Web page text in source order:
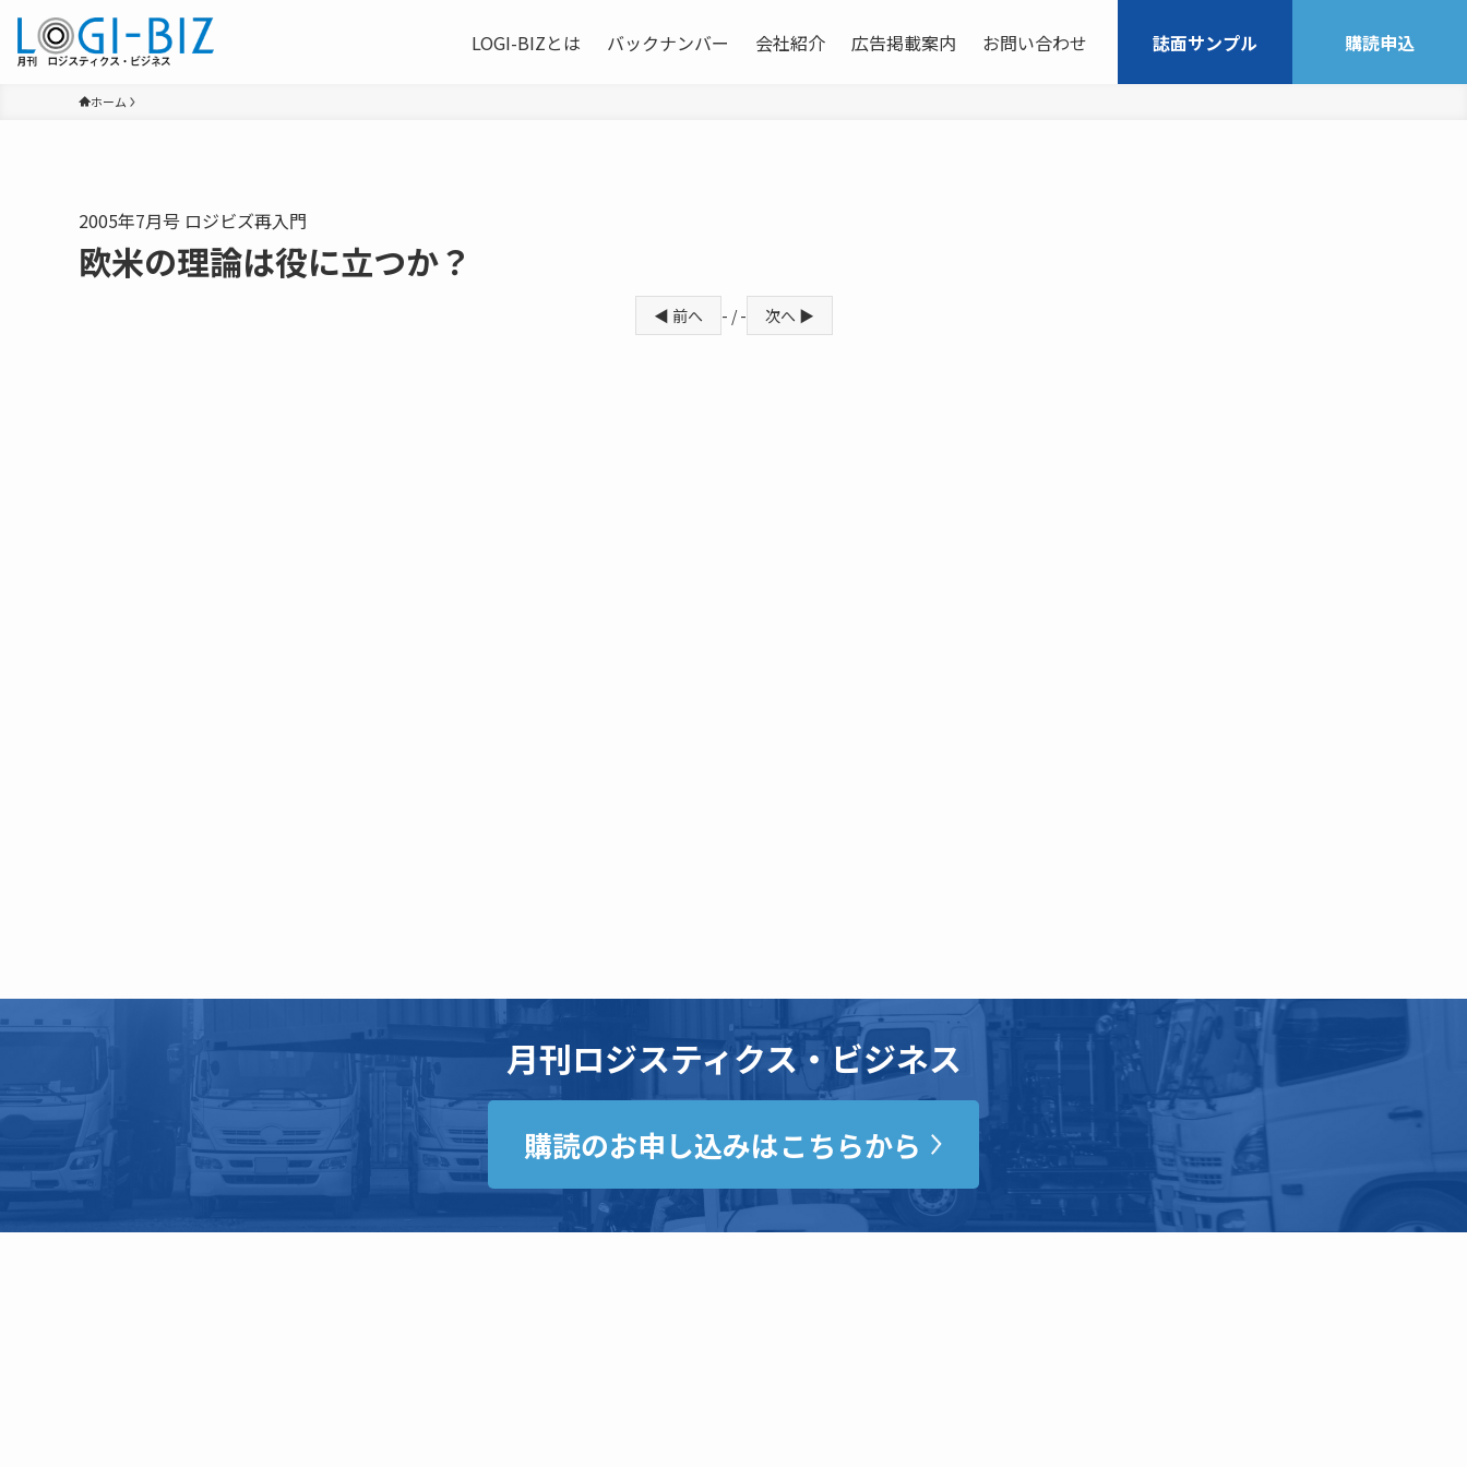
LOGI-BIZとは バックナンバー 会社紹介 広告掲載案内 お問い合わせ 誌面サンプル 購読申込
ホーム
2005年7月号 ロジビズ再入門
欧米の理論は役に立つか？
◀ 前へ - / - 次へ ▶
月刊ロジスティクス・ビジネス
購読のお申し込みはこちらから